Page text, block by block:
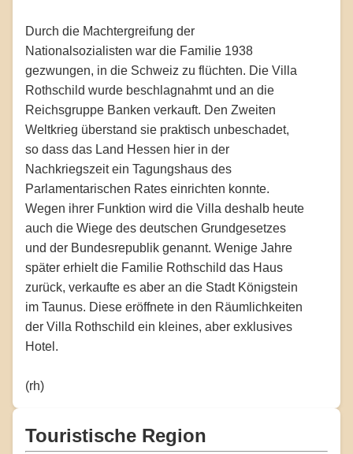
Durch die Machtergreifung der
Nationalsozialisten war die Familie 1938
gezwungen, in die Schweiz zu flüchten. Die Villa
Rothschild wurde beschlagnahmt und an die
Reichsgruppe Banken verkauft. Den Zweiten
Weltkrieg überstand sie praktisch unbeschadet,
so dass das Land Hessen hier in der
Nachkriegszeit ein Tagungshaus des
Parlamentarischen Rates einrichten konnte.
Wegen ihrer Funktion wird die Villa deshalb heute
auch die Wiege des deutschen Grundgesetzes
und der Bundesrepublik genannt. Wenige Jahre
später erhielt die Familie Rothschild das Haus
zurück, verkaufte es aber an die Stadt Königstein
im Taunus. Diese eröffnete in den Räumlichkeiten
der Villa Rothschild ein kleines, aber exklusives
Hotel.
(rh)
Touristische Region